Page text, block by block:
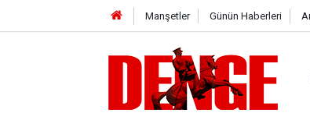
Manşetler Günün Haberleri